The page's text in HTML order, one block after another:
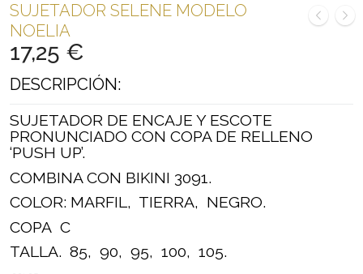
SUJETADOR SELENE MODELO
NOELIA
17,25 €
DESCRIPCIÓN:
SUJETADOR DE ENCAJE Y ESCOTE
PRONUNCIADO CON COPA DE RELLENO
‘PUSH UP’.
COMBINA CON BIKINI 3091.
COLOR: MARFIL, TIERRA, NEGRO.
COPA C
TALLA. 85, 90, 95, 100, 105.